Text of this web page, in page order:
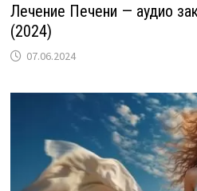
Лечение Печени — аудио
(2024)
07.06.2024